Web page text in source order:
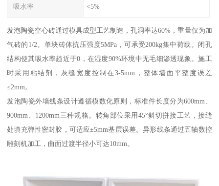
吸水率 <5%
发泡陶瓷空心砖通过模具成型工艺制造，孔洞率达60%，重量仅为加
气砖的1/2。单块砖体抗压强度5MPa，可承受200kg集中荷载。闭孔
结构使其吸水率趋近于0，在湿度90%环境中无毛细渗透现象。施工
时采用粘结剂，灰缝宽度控制在3-5mm，整体墙面平整度误差
≤2mm。
发泡陶瓷外墙线条设计遵循模数化原则，标准件长度分为600mm、
900mm、1200mm三种规格。转角部位采用45°斜切拼接工艺，接缝
处填充弹性密封胶，可适应±5mm基层误差。异形线条通过五轴数控
雕刻机加工，曲面过渡半径小可达10mm。